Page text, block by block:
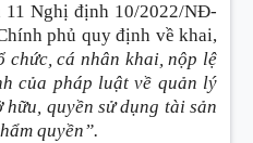
Nghị định 10/2022/NĐ-
phủ quy định về khai,
chức, cá nhân khai, nộp lệ
của pháp luật về quản lý
quyền sử dụng tài sản
quyền”.